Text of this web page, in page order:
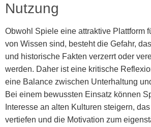
Nutzung
Obwohl Spiele eine attraktive Plattform
von Wissen sind, besteht die Gefahr,
und historische Fakten verzerrt oder
werden. Daher ist eine kritische
eine Balance zwischen Unterhaltung
Bei einem bewussten Einsatz können
Interesse an alten Kulturen steigern,
vertiefen und die Motivation zum